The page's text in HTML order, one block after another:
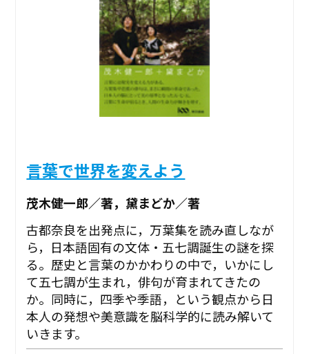
言葉で世界を変えよう
茂木健一郎／著，黛まどか／著
古都奈良を出発点に，万葉集を読み直しなが
ら，日本語固有の文体・五七調誕生の謎を探
る。歴史と言葉のかかわりの中で，いかにし
て五七調が生まれ，俳句が育まれてきたの
か。同時に，四季や季語，という観点から日
本人の発想や美意識を脳科学的に読み解いて
いきます。